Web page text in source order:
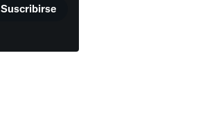
Suscribirse